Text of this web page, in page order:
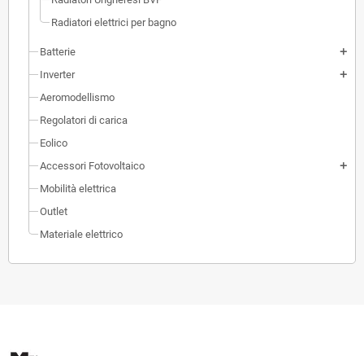
Radiatori elettrici per bagno
Batterie add
Inverter add
Aeromodellismo
Regolatori di carica
Eolico
Accessori Fotovoltaico
add
Mobilità elettrica
Outlet
Materiale elettrico